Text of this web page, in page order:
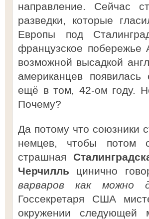
направление. Сейчас
разведки, которые
Европы под
французское побережье
возможной высадкой
американцев появилась
ещё в том, 42-ом году.
Почему?
Да потому что союзники
немцев, чтобы потом
страшная
Черчилль цинично
варваров как можно
Госсекретаря США
окружении следующей